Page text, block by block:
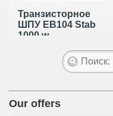
Транзисторное
ШПУ EB104 Stab
1000 w
Our offers